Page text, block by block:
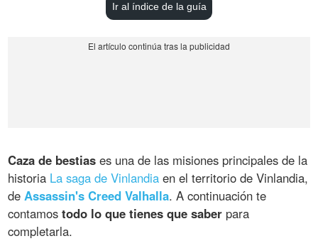
Ir al índice de la guía
Caza de bestias es una de las misiones principales de la
historia La saga de Vinlandia en el territorio de Vinlandia,
deAssassin's Creed Valhalla. A continuación te
contamostodo lo que tienes que saber para
completarla.